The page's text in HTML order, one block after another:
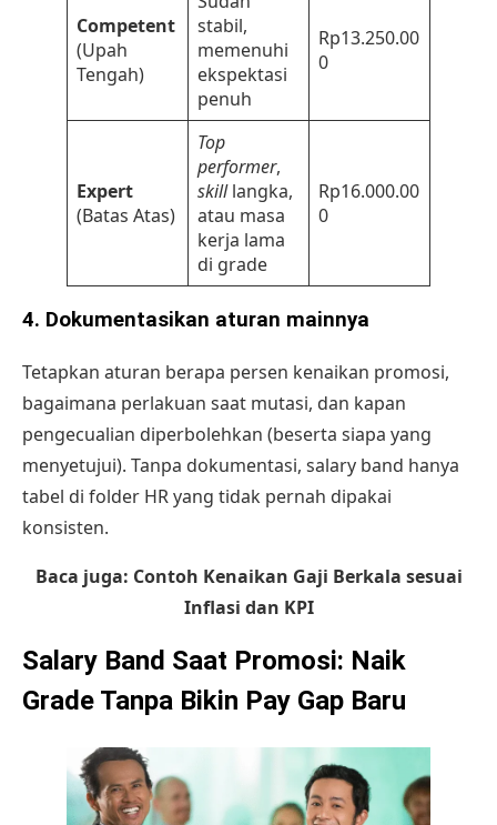
Competent
(Upah
Tengah)
stabil,
memenuhi
ekspektasi
penuh
Rp13.250.00
0
Expert
(Batas Atas)
Top
performer,
skilllangka,
atau masa
kerja lama
di grade
Rp16.000.00
0
4. Dokumentasikan aturan mainnya
Tetapkan aturan berapa persen kenaikan promosi,
bagaimana perlakuan saat mutasi, dan kapan
pengecualian diperbolehkan (beserta siapa yang
menyetujui). Tanpa dokumentasi, salary band hanya
tabel di folder HR yang tidak pernah dipakai
konsisten.
Baca juga: Contoh Kenaikan Gaji Berkala sesuai
Inflasi dan KPI
Salary Band Saat Promosi: Naik
Grade Tanpa Bikin Pay Gap Baru